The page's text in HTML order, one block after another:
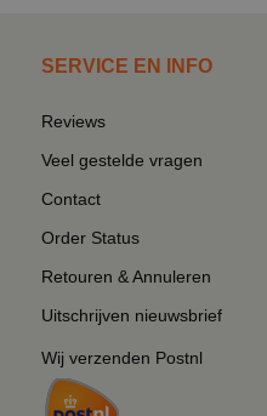
SERVICE EN INFO
Reviews
Veel gestelde vragen
Contact
Order Status
Retouren & Annuleren
Uitschrijven nieuwsbrief
Wij verzenden Postnl